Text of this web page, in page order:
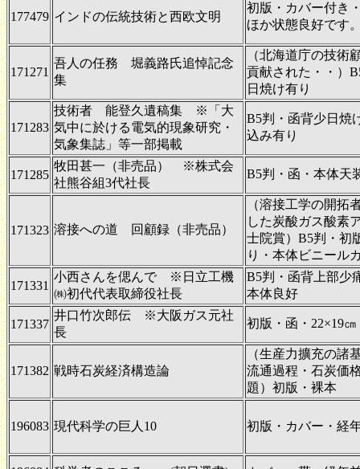
177479 インドの伝統技術と西欧文明
初版・カバー付き
ほか状態良好です
171271
吾人の任務 堀義路氏追悼記念
集
（北海道庁の技術
貢献された・・）
日焼け有り
171283
技術者 能登久遺稿集 ※「大
気中に於ける電気的現象研究・
気象集誌」等一部掲載
B5判・函背少日焼
込み有り
171285
牧田甚一（非売品） ※株式会
社熊谷組3代社長
B5判・函・本体天
171323 溶接への道 回顧録（非売品）
（溶接工学の開拓
した炭酸ガス酸素
士院賞）B5判・初
り・本体ビニール
171331
小西さんを偲んで ※日立工機
㈱初代代表取締役社長
B5判・函背上部少
本体良好
171337
井口竹次郎伝 ※大阪ガス元社
長
初版・函・22×19㎝
171382 戦時石炭経済構造論
（生産力擴充の諸
流通過程・石炭価
題）初版・裸本
196083 現代科学の巨人10 初版・カバー・経